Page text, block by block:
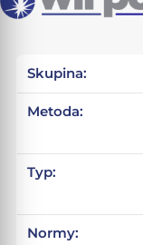
Skupina:
Metoda:
Typ:
Normy: